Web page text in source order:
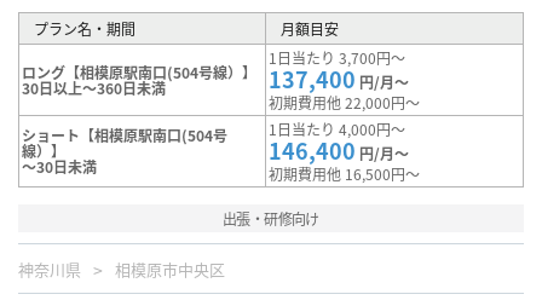
プラン名・期間 月額目安
ロング【相模原駅南口(504号線）】
30日以上～360日未満
1日当たり 3,700円～
137,400 円/月～
初期費用他 22,000円～
ショート【相模原駅南口(504号
線）】
～30日未満
1日当たり 4,000円～
146,400 円/月～
初期費用他 16,500円～
出張・研修向け
神奈川県 相模原市中央区